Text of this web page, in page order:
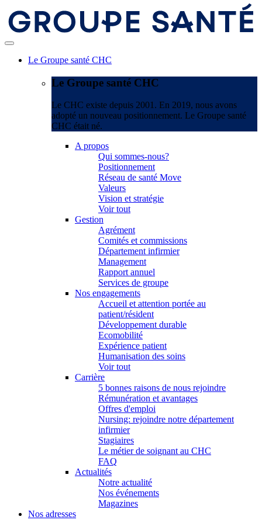
Le Groupe santé CHC
Le Groupe santé CHC
Le CHC existe depuis 2001. En 2019, nous avons
adopté un nouveau positionnement. Le Groupe santé
CHC était né.
A propos
Qui sommes-nous?
Positionnement
Réseau de santé Move
Valeurs
Vision et stratégie
Voir tout
Gestion
Agrément
Comités et commissions
Département infirmier
Management
Rapport annuel
Services de groupe
Nos engagements
Accueil et attention portée au
patient/résident
Développement durable
Ecomobilité
Expérience patient
Humanisation des soins
Voir tout
Carrière
5 bonnes raisons de nous rejoindre
Rémunération et avantages
Offres d'emploi
Nursing: rejoindre notre département
infirmier
Stagiaires
Le métier de soignant au CHC
FAQ
Actualités
Notre actualité
Nos événements
Magazines
Nos adresses